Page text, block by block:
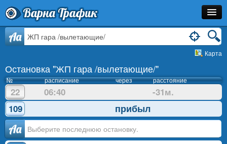
Варна Трафик
Остановка
Расписание
Как Добраться?
Инфо
Aa
Карта
Остановка "ЖП гара /вылетающие/"
№ расписание через расстояние
22 06:40
-31м.
109
прибыл
Аа